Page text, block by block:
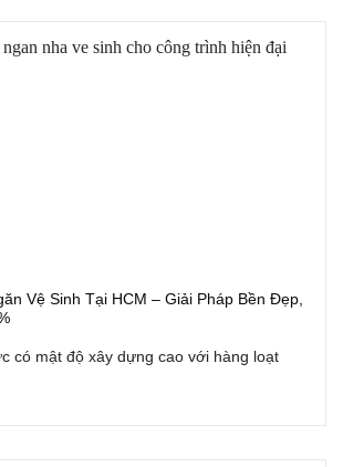
Vệ Sinh Tại HCM – Giải Pháp Bền Đẹp,
có mật độ xây dựng cao với hàng loạt